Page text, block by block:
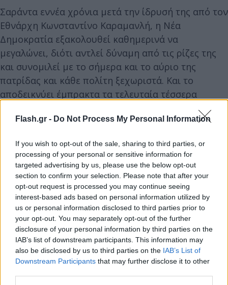
Flash.gr - Do Not Process My Personal Information
If you wish to opt-out of the sale, sharing to third parties, or
processing of your personal or sensitive information for
targeted advertising by us, please use the below opt-out
section to confirm your selection. Please note that after your
opt-out request is processed you may continue seeing
interest-based ads based on personal information utilized by
us or personal information disclosed to third parties prior to
your opt-out. You may separately opt-out of the further
disclosure of your personal information by third parties on the
IAB’s list of downstream participants. This information may
also be disclosed by us to third parties on the IAB’s List of
Downstream Participants that may further disclose it to other
Σαράντα εννέα χρόνια μετά την ίδρυσή της από τον
Εθνάρχη Κωνσταντίνο Καραμανλή, η Νέα
Δημοκρατία εξακολουθεί καθημερινά να
μεγαλώνει, διότι αντλεί δύναμη από τις ρίζες της
και συνομιλεί με το σήμερα και το αύριο της
πατρίδας και κάθε πολίτη ξεχωριστά. Και το
αποδεικνύει έμπρακτα τα τελευταία τέσσερα
Κυριάκου Μητσοτάκη που ενώνουν τους Έλληνες
προοπτικές όλων, σε ένα περιβάλλον
αλλεπάλληλων εισαγόμενων κρίσεων.